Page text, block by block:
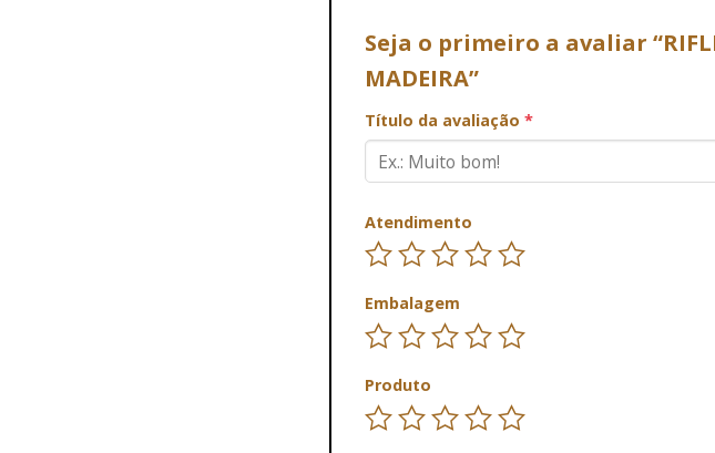
Seja o primeiro a avaliar “RIFLE
MADEIRA”
Título da avaliação *
Atendimento
Embalagem
Produto